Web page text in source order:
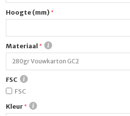
Hoogte (mm)
Materiaal
FSC
FSC
Kleur